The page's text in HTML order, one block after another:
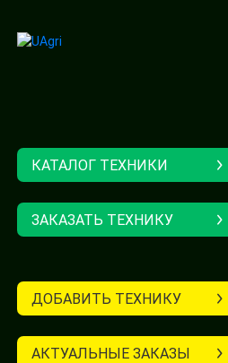
КАТАЛОГ ТЕХНИКИ
ЗАКАЗАТЬ ТЕХНИКУ
ДОБАВИТЬ ТЕХНИКУ
АКТУАЛЬНЫЕ ЗАКАЗЫ